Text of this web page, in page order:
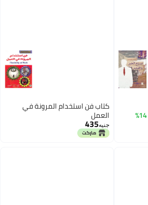
كتاب فن استخدام المرونة في
العمل
جنيه435